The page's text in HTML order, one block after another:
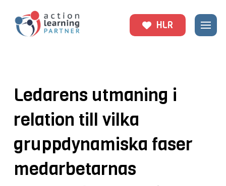
HLR
Ledarens utmaning i
relation till vilka
gruppdynamiska faser
medarbetarnas